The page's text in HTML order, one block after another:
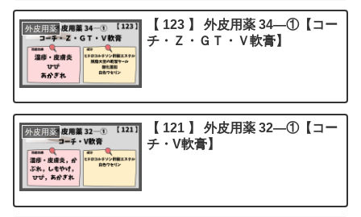
外皮用薬
【 123 】 外皮用薬 34―①【コー
チ・Ｚ・ＧＴ・Ｖ軟膏】
外皮用薬
【 121 】 外皮用薬 32―①【コー
チ・V軟膏】